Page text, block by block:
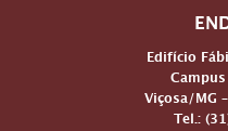
Edifício
Viçosa/MG
Tel.: